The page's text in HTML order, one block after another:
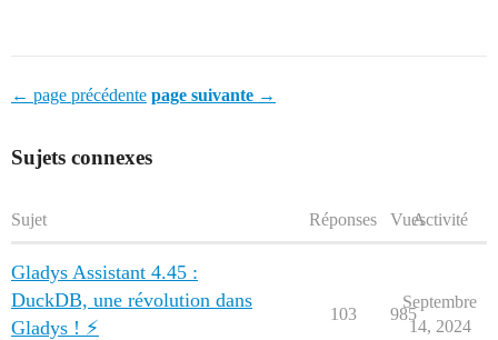
← page précédente page suivante →
Sujets connexes
Sujet Réponses VuesActivité
Gladys Assistant 4.45 :
DuckDB, une révolution dans
Gladys ! ⚡
103 985
Septembre
14, 2024